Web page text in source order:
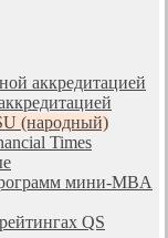
аккредитацией
(народный)
Times
мини-MBA
QS